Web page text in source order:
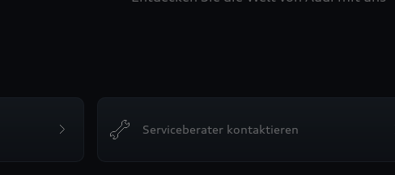
Serviceberater kontaktieren